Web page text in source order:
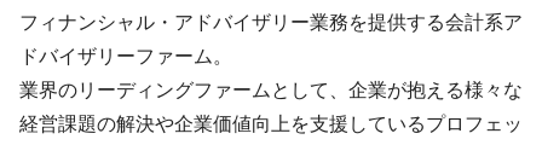
フィナンシャル・アドバイザリー業務を提供する会計系ア
ドバイザリーファーム。
業界のリーディングファームとして、企業が抱える様々な
経営課題の解決や企業価値向上を支援しているプロフェッ